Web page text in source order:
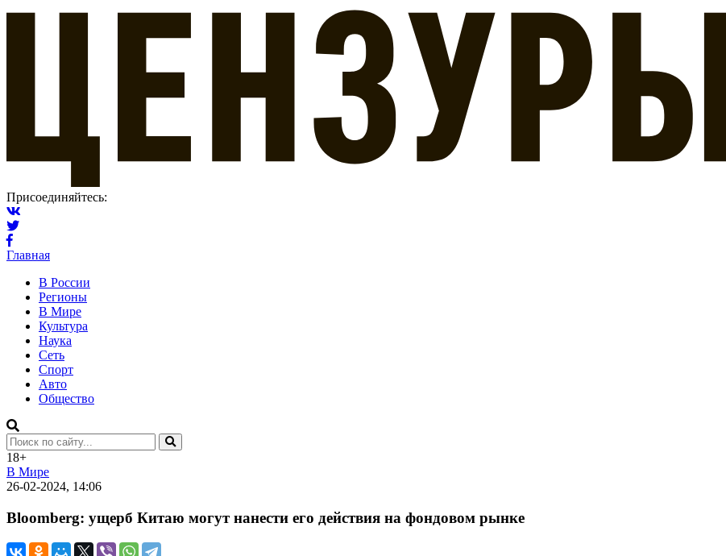
Присоединяйтесь:
Главная
В России
Регионы
В Мире
Культура
Наука
Сеть
Спорт
Авто
Общество
18+
В Мире
26-02-2024, 14:06
Bloomberg: ущерб Китаю могут нанести его действия на фондовом рынке